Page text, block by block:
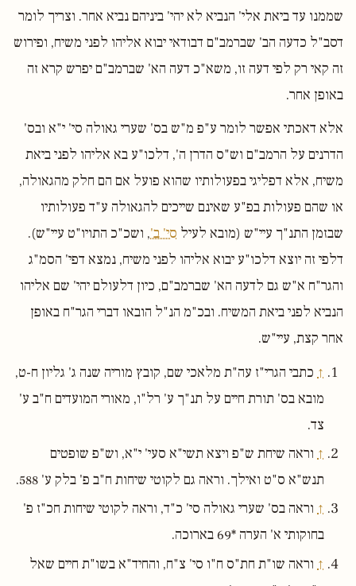
שממנו עד ביאת אלי' הנביא לא יהי' ביניהם נביא אחר. וצריך לומר
דסב"ל כדעה הב' שברמב"ם דבודאי יבוא אליהו לפני משיח, ופירוש
זה קאי רק לפי דעה זו, משא"כ דעה הא' שברמב"ם יפרש קרא זה
באופן אחר.
אלא דאכתי אפשר לומר ע"פ מ"ש בס' שערי גאולה סי' י"א ובס'
הדרנים על הרמב"ם וש"ס הדרן ה', דלכו"ע בא אליהו לפני ביאת
משיח, אלא דפליגי בפעולותיו שהוא פועל אם הם חלק מהגאולה,
או שהם פעולות בפ"ע שאינם שייכים להגאולה ע"ד פעולותיו
שבזמן התנ"ך עיי"ש (מובא לעיל סי' ב', ושכ"כ התויו"ט עיי"ש).
דלפי זה יוצא דלכו"ע יבוא אליהו לפני משיח, נמצא דפי' הסמ"ג
והגר"ח א"ש גם לדעה הא' שברמב"ם, כיון דלעולם יהי' שם אליהו
הנביא לפני ביאת המשיח. ובכ"מ הנ"ל הובאו דברי הגר"ח באופן
אחר קצת, עיי"ש.
↑ כתבי הגרי"ז עה"ת מלאכי שם, קובץ מוריה שנה ג' גליון ח-ט,
מובא בס' תורת חיים על תנ"ך ע' רל"ו, מאורי המועדים ח"ב ע'
צד.
↑ וראה שיחת ש"פ ויצא תשי"א סעי' י"א, וש"פ שופטים
תנש"א ס"ט ואילך. וראה גם לקוטי שיחות ח"ב פ' בלק ע' 588.
↑ וראה בס' שערי גאולה סי' כ"ד, וראה לקוטי שיחות חכ"ז פ'
בחוקותי א' הערה *69 בארוכה.
↑ וראה שו"ת חת"ס ח"ו סי' צ"ח, והחיד"א בשו"ת חיים שאל